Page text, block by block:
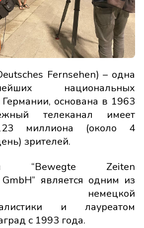
Fernsehen) – одна
национальных
основана в 1963
телеканал имеет
миллиона (около 4
зрителей.
“Bewegte Zeiten
является одним из
немецкой
и лауреатом
с 1993 года.